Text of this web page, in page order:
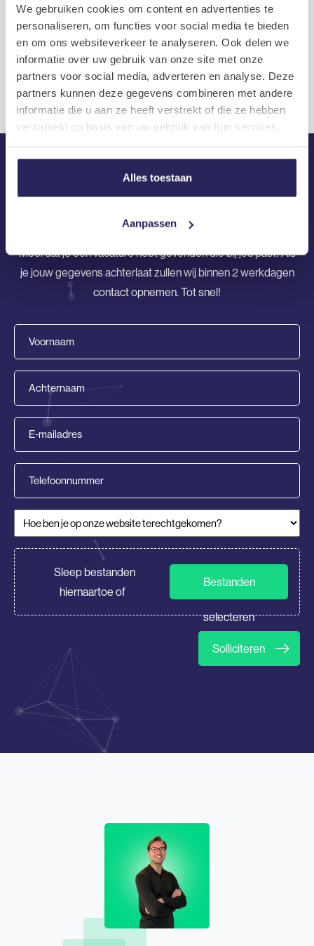
We gebruiken cookies om content en advertenties te
personaliseren, om functies voor social media te bieden
en om ons websiteverkeer te analyseren. Ook delen we
informatie over uw gebruik van onze site met onze
partners voor social media, adverteren en analyse. Deze
partners kunnen deze gegevens combineren met andere
informatie die u aan ze heeft verstrekt of die ze hebben
verzameld op basis van uw gebruik van hun services.
Alles toestaan
Aanpassen
Benieuwd hoe het sollicitatietraject
verloopt?
Solliciteren
Mooi dat je een vacature hebt gevonden die bij jou past! Als
je jouw gegevens achterlaat zullen wij binnen 2 werkdagen
contact opnemen. Tot snel!
(Vereist)
Hoe ben je op onze website terechtgekomen?
CV/Motivatie
Sleep bestanden
hiernaartoe of
Bestanden
selecteren